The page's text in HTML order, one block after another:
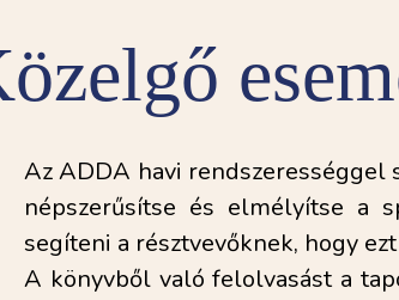
Az ADDA havi rendszerességgel
népszerűsítse és elmélyítse a
segíteni a résztvevőknek, hogy
A könyvből való felolvasást a